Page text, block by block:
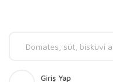
Giriş Yap